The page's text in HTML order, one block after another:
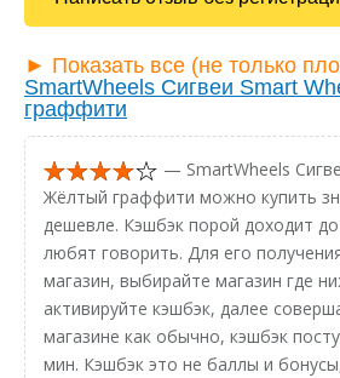
► Показать все (не только
SmartWheels Сигвеи Smart
граффити
— SmartWheels
Жёлтый граффити можно купить
дешевле. Кэшбэк порой доходит
любят говорить. Для его
магазин, выбирайте магазин где
активируйте кэшбэк, далее
магазине как обычно, кэшбэк
мин. Кэшбэк это не баллы и